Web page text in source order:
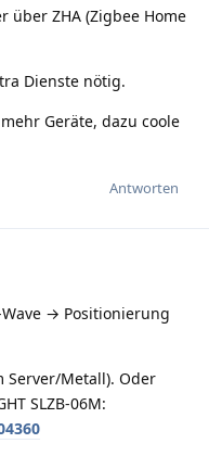
über ZHA (Zigbee Home
Dienste nötig.
Geräte, dazu coole
Antworten
→ Positionierung
Server/Metall). Oder
SLZB-06M: